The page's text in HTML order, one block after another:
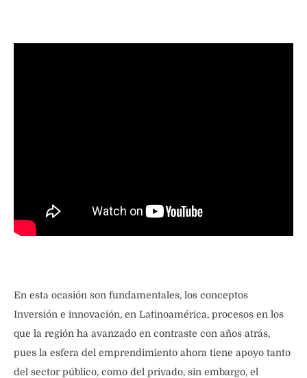
En esta ocasión son fundamentales, los conceptos
Inversión e innovación, en Latinoamérica, procesos en los
que la región ha avanzado en contraste con años atrás,
pues la esfera del emprendimiento ahora tiene apoyo tanto
del sector público, como del privado, sin embargo, el